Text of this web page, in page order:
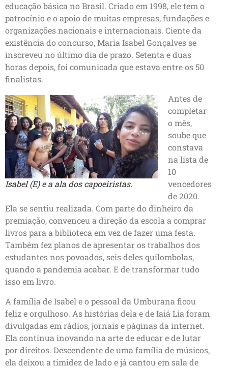
educação básica no Brasil. Criado em 1998, ele tem o
patrocínio e o apoio de muitas empresas, fundações e
organizações nacionais e internacionais. Ciente da
existência do concurso, Maria Isabel Gonçalves se
inscreveu no último dia de prazo. Setenta e duas
horas depois, foi comunicada que estava entre os 50
finalistas.
Isabel (E) e a ala dos capoeiristas.
Antes de
completar
o mês,
soube que
constava
na lista de
10
vencedores
de 2020.
Ela se sentiu realizada. Com parte do dinheiro da
premiação, convenceu a direção da escola a comprar
livros para a biblioteca em vez de fazer uma festa.
Também fez planos de apresentar os trabalhos dos
estudantes nos povoados, seis deles quilombolas,
quando a pandemia acabar. E de transformar tudo
isso em livro.
A família de Isabel e o pessoal da Umburana ficou
feliz e orgulhoso. As histórias dela e de Iaiá Lia foram
divulgadas em rádios, jornais e páginas da internet.
Ela continua inovando na arte de educar e de lutar
por direitos. Descendente de uma família de músicos,
ela deixou a timidez de lado e já cantou em sala de